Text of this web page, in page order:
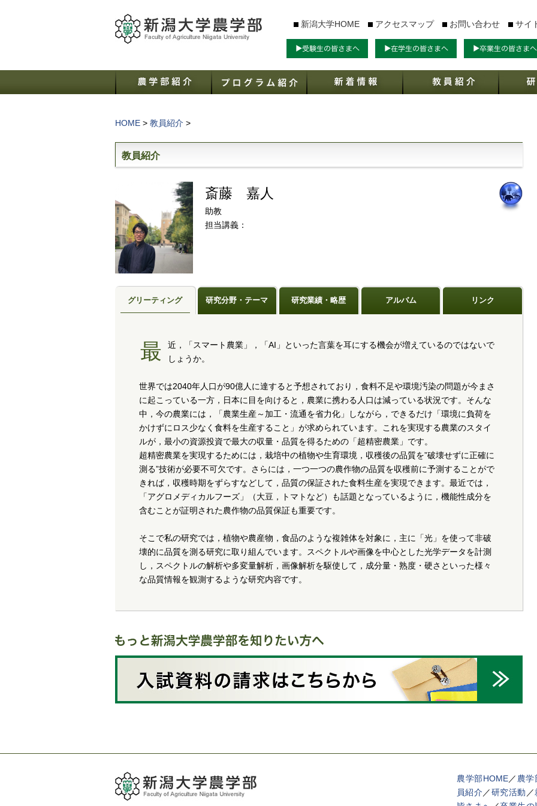
新潟大学HOME アクセスマップ お問い合わせ サイ
HOME > 教員紹介 >
教員紹介
流
斎藤 嘉人
助教
担当講義：
グリーティング 研究分野・テーマ 研究業績・略歴 アルバム リンク
最近，「スマート農業」，「AI」といった言葉を耳にする機会が増えているのではないで しょうか。
世界では2040年人口が90億人に達すると予想されており，食料不足や環境汚染の問題が今まさ
に起こっている一方，日本に目を向けると，農業に携わる人口は減っている状況です。そんな
中，今の農業には，「農業生産～加工・流通を省力化」しながら，できるだけ「環境に負荷を
かけずにロス少なく食料を生産すること」が求められています。これを実現する農業のスタイ
ルが，最小の資源投資で最大の収量・品質を得るための「超精密農業」です。
超精密農業を実現するためには，栽培中の植物や生育環境，収穫後の品質を”破壊せずに正確に
測る”技術が必要不可欠です。さらには，一つ一つの農作物の品質を収穫前に予測することがで
きれば，収穫時期をずらすなどして，品質の保証された食料生産を実現できます。最近では，
「アグロメディカルフーズ」（大豆，トマトなど）も話題となっているように，機能性成分を
含むことが証明された農作物の品質保証も重要です。
そこで私の研究では，植物や農産物，食品のような複雑体を対象に，主に「光」を使って非破
壊的に品質を測る研究に取り組んでいます。スペクトルや画像を中心とした光学データを計測
し，スペクトルの解析や多変量解析，画像解析を駆使して，成分量・熟度・硬さといった様々
な品質情報を観測するような研究内容です。
農学部HOME／ 農学
員紹介 ／研究活動 ／